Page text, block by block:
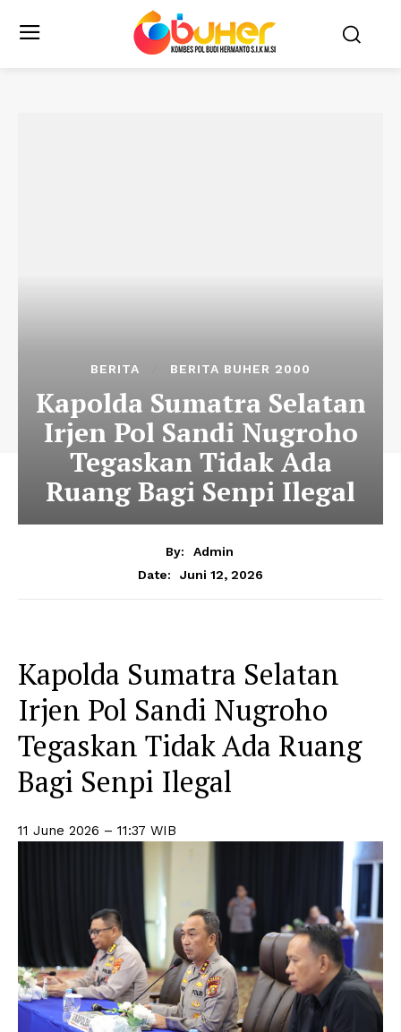
BERITA BERITA BUHER 2000
Kapolda Sumatra Selatan
Irjen Pol Sandi Nugroho
Tegaskan Tidak Ada
Ruang Bagi Senpi Ilegal
By:
Admin
Date:
Juni 12, 2026
Kapolda Sumatra Selatan
Irjen Pol Sandi Nugroho
Tegaskan Tidak Ada Ruang
Bagi Senpi Ilegal
11 June 2026 – 11:37 WIB